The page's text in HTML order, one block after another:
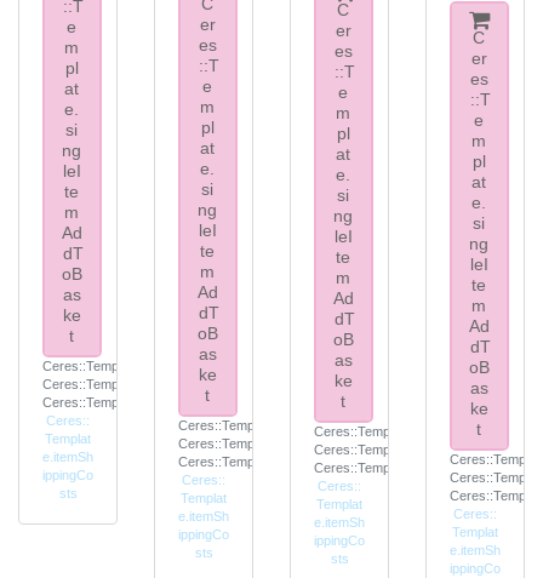
::T
e
m
pl
at
e.
si
ng
leI
te
m
Ad
dT
oB
as
ke
t
Ceres::Template.itemFootnote
Ceres::Template.itemInclVAT
Ceres::Template.itemExclusive
Ceres::
Templat
e.itemSh
ippingCo
sts
er
es
::T
e
m
pl
at
e.
si
ng
leI
te
m
Ad
dT
oB
as
ke
t
Ceres::Template.itemFootnote
Ceres::Template.itemInclVAT
Ceres::Template.itemExclusive
Ceres::
Templat
e.itemSh
ippingCo
sts
C
er
es
::T
e
m
pl
at
e.
si
ng
leI
te
m
Ad
dT
oB
as
ke
t
Ceres::Template.itemFootnote
Ceres::Template.itemInclVAT
Ceres::Template.itemExclusive
Ceres::
Templat
e.itemSh
ippingCo
sts
C
er
es
::T
e
m
pl
at
e.
si
ng
leI
te
m
Ad
dT
oB
as
ke
t
Ceres::
Templat
e.itemSh
ippingCo